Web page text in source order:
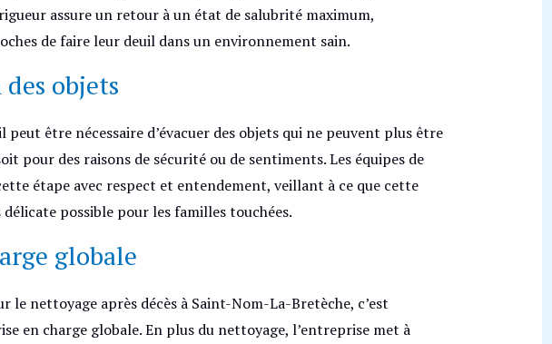
assure un retour à un état de salubrité maximum,
de faire leur deuil dans un environnement sain.
objets
peut être nécessaire d’évacuer des objets qui ne peuvent plus être
pour des raisons de sécurité ou de sentiments. Les équipes de
étape avec respect et entendement, veillant à ce que cette
possible pour les familles touchées.
globale
le nettoyage après décès à Saint-Nom-La-Bretèche, c’est
en charge globale. En plus du nettoyage, l’entreprise met à